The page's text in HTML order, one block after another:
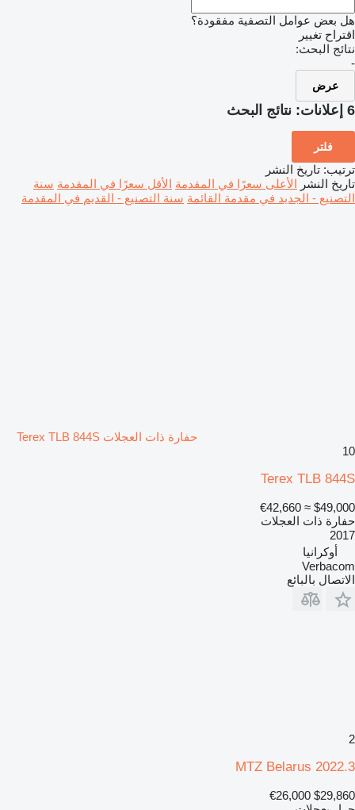
هل بعض عوامل التصفية مفقودة؟
اقتراح تغيير
نتائج البحث:
-
عرض
6 إعلانات: نتائج البحث
فلتر
ترتيب: تاريخ النشر
تاريخ النشر الأعلى سعرًا في المقدمة الأقل سعرًا في المقدمة سنة
التصنيع - الجديد في مقدمة القائمة سنة التصنيع - القديم في المقدمة
حفارة ذات العجلات Terex TLB 844S
10
Terex TLB 844S
$49,000
≈ €42,660
حفارة ذات العجلات
2017
أوكرانيا
Verbacom
الاتصال بالبائع
2
MTZ Belarus 2022.3
$29,860
€26,000